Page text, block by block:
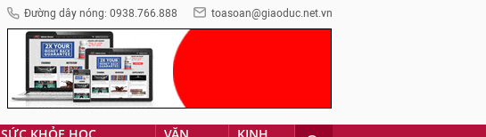
Đường dây nóng: 0938.766.888 toasoan@giaoduc.net.vn